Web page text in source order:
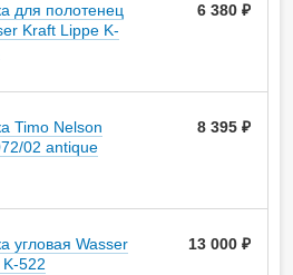
для полотенец
Kraft Lippe K-
6 380
Timo Nelson
02 antique
8 395
угловая Wasser
K-522
13 000